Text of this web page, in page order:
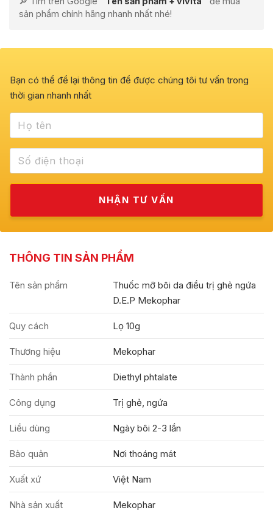
sản phẩm chính hãng nhanh nhất nhé!
Bạn có thể để lại thông tin để được chúng tôi tư vấn trong
thời gian nhanh nhất
THÔNG TIN SẢN PHẨM
Tên sản phẩm
Thuốc mỡ bôi da điều trị ghẻ ngứa
D.E.P Mekophar
Quy cách Lọ 10g
Thương hiệu Mekophar
Thành phần Diethyl phtalate
Công dụng Trị ghẻ, ngứa
Liều dùng Ngày bôi 2-3 lần
Bảo quản Nơi thoáng mát
Xuất xứ Việt Nam
Nhà sản xuất Mekophar